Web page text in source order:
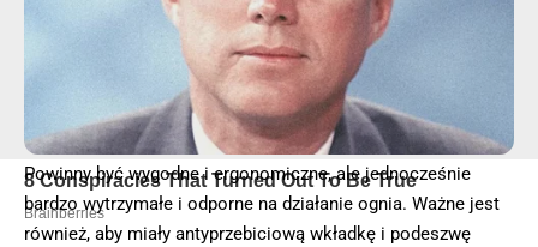
Powinny być wygodne i ergonomiczne, ale jednocześnie
bardzo wytrzymałe i odporne na działanie ognia. Ważne jest
również, aby miały antyprzebiciową wkładkę i podeszwę